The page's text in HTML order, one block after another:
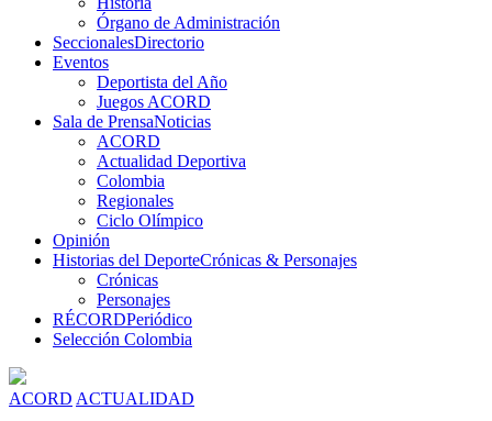
Órgano de Administración
SeccionalesDirectorio
Eventos
Deportista del Año
Juegos ACORD
Sala de PrensaNoticias
ACORD
Actualidad Deportiva
Colombia
Regionales
Ciclo Olímpico
Opinión
Historias del DeporteCrónicas & Personajes
Crónicas
Personajes
RÉCORDPeriódico
Selección Colombia
ACORD ACTUALIDAD